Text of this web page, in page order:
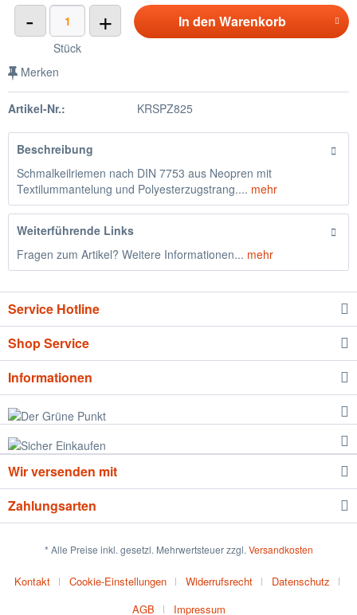
- +
Stück
In den Warenkorb
Merken
Artikel-Nr.: KRSPZ825
Beschreibung
Schmalkeilriemen nach DIN 7753 aus Neopren mit
Textilummantelung und Polyesterzugstrang.... mehr
Weiterführende Links
Fragen zum Artikel? Weitere Informationen... mehr
Service Hotline
Shop Service
Informationen
Wir versenden mit
Zahlungsarten
* Alle Preise inkl. gesetzl. Mehrwertsteuer zzgl. Versandkosten
Kontakt Cookie-Einstellungen Widerrufsrecht
Datenschutz
AGB
Impressum